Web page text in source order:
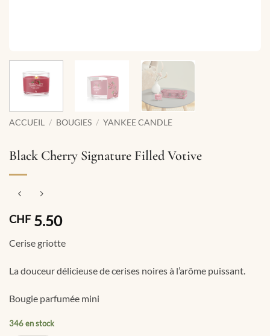
ACCUEIL / BOUGIES / YANKEE CANDLE
Black Cherry Signature Filled Votive
CHF5.50
Cerise griotte
La douceur délicieuse de cerises noires à l’arôme puissant.
Bougie parfumée mini
346 en stock